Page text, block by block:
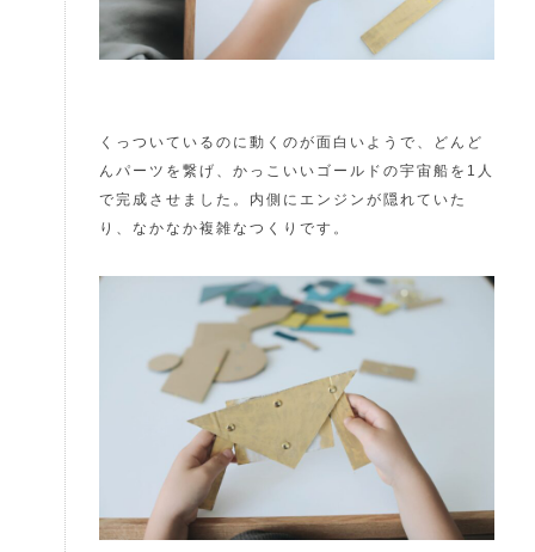
くっついているのに動くのが面白いようで、どんど
んパーツを繋げ、かっこいいゴールドの宇宙船を1人
で完成させました。内側にエンジンが隠れていた
り、なかなか複雑なつくりです。